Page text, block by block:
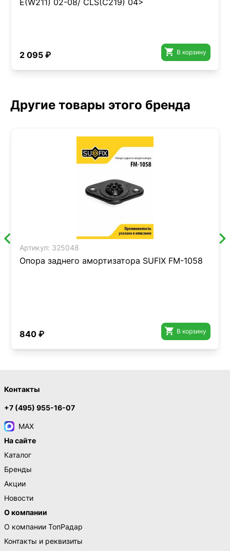
E(W211) 02-08/ CLS(C219) 04>
2 095 ₽  В корзину
Другие товары этого бренда
Артикул: 325048
Опора заднего амортизатора SUFIX FM-1058
840 ₽  В корзину
Контакты
+7 (495) 955-16-07
MAX
На сайте
Каталог
Бренды
Акции
Новости
О компании
О компании ТопРадар
Контакты и реквизиты